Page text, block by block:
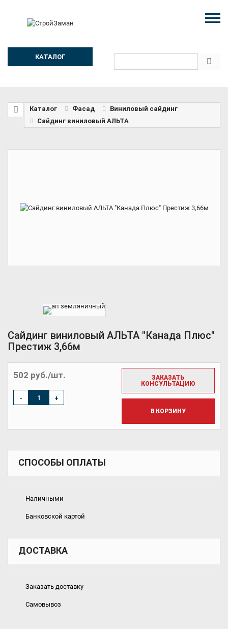
КАТАЛОГ
Каталог Фасад
Виниловый сайдинг
Сайдинг виниловый АЛЬТА
Сайдинг виниловый АЛЬТА "Канада Плюс"
Престиж 3,66м
502 руб./шт.
- +
ЗАКАЗАТЬ
КОНСУЛЬТАЦИЮ
В КОРЗИНУ
СПОСОБЫ ОПЛАТЫ
Наличными
Банковской картой
ДОСТАВКА
Заказать доставку
Самовывоз